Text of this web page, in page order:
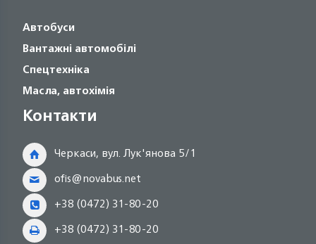
Автобуси
Вантажні автомобілі
Спецтехніка
Масла, автохімія
Контакти
Черкаси, вул. Лук'янова 5/1
ofis@novabus.net
+38 (0472) 31-80-20
+38 (0472) 31-80-20